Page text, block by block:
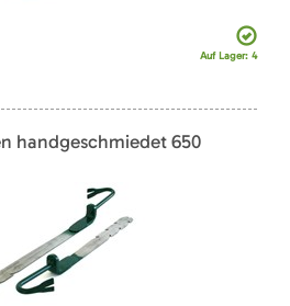
Auf Lager: 4
handgeschmiedet 650